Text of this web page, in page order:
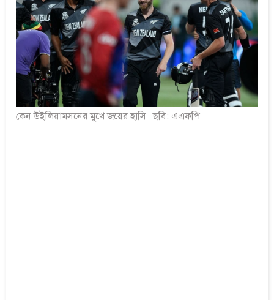
কেন উইলিয়ামসনের মুখে জয়ের হাসি। ছবি: এএফপি